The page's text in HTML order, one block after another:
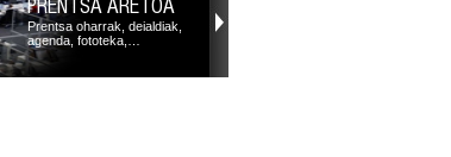
PRENTSA ARETOA
Prentsa oharrak, deialdiak,
agenda, fototeka,…